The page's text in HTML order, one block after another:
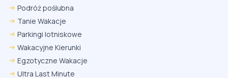
Podróż poślubna
Tanie Wakacje
Parkingi lotniskowe
Wakacyjne Kierunki
Egzotyczne Wakacje
Ultra Last Minute